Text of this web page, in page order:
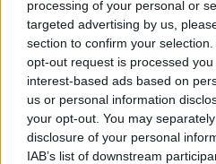
processing of your personal or
targeted advertising by us,
section to confirm your
opt-out request is processed
interest-based ads based on
us or personal information
your opt-out. You may
disclosure of your personal
IAB’s list of downstream
cualquier potencial
retoma después de haber
por la pandemia de la
prevista su participación
embargo entre los
Comentarios (2)